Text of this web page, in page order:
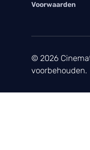
Voorwaarden
© 2026
voorbehouden.